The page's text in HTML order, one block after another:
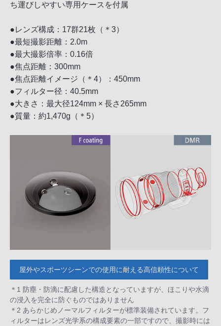
ち運びしやすい専用ケースを付属
●レンズ構成：17群21枚（＊3）
●最短撮影距離：2.0m
●最大撮影倍率：0.16倍
●焦点距離：300mm
●焦点距離イメージ（＊4）：450mm
●フィルター径：40.5mm
●大きさ：最大径124mm × 長さ265mm
●質量：約1,470g（＊5）
屋外やスポーツシーンでの使用に耐える高信頼性について
＊1 防塵・防滴に配慮した構造となっていますが、ほこりや水滴
の浸入を完全に防ぐものではありません
＊2 あらかじめノーマルフィルターが標準装備されています。フ
ィルターはレンズ光学系の構成要素の一部ですので、撮影時には